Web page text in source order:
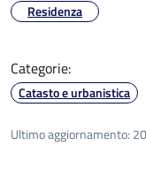
Residenza
Categorie:
Catasto e urbanistica
Ultimo aggiornamento: